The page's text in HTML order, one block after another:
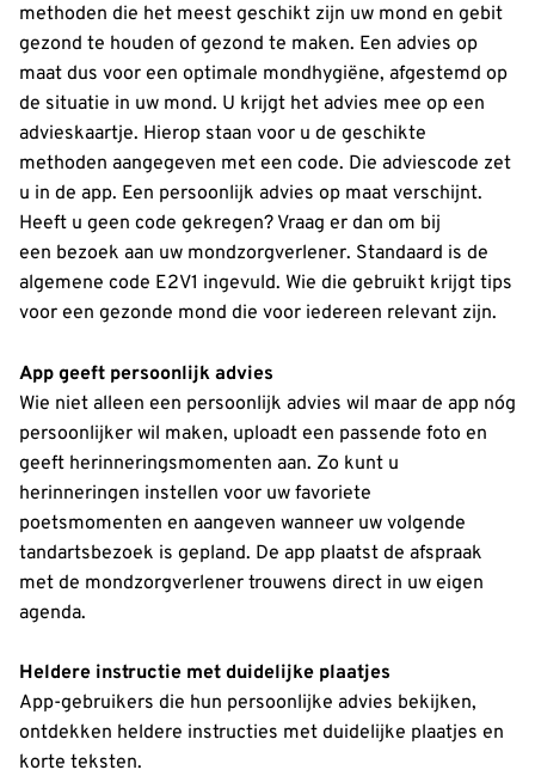
methoden die het meest geschikt zijn uw mond en gebit
gezond te houden of gezond te maken. Een advies op
maat dus voor een optimale mondhygiëne, afgestemd op
de situatie in uw mond. U krijgt het advies mee op een
advieskaartje. Hierop staan voor u de geschikte
methoden aangegeven met een code. Die adviescode zet
u in de app. Een persoonlijk advies op maat verschijnt.
Heeft u geen code gekregen? Vraag er dan om bij
een bezoek aan uw mondzorgverlener. Standaard is de
algemene code E2V1 ingevuld. Wie die gebruikt krijgt tips
voor een gezonde mond die voor iedereen relevant zijn.
App geeft persoonlijk advies
Wie niet alleen een persoonlijk advies wil maar de app nóg
persoonlijker wil maken, uploadt een passende foto en
geeft herinneringsmomenten aan. Zo kunt u
herinneringen instellen voor uw favoriete
poetsmomenten en aangeven wanneer uw volgende
tandartsbezoek is gepland. De app plaatst de afspraak
met de mondzorgverlener trouwens direct in uw eigen
agenda.
Heldere instructie met duidelijke plaatjes
App-gebruikers die hun persoonlijke advies bekijken,
ontdekken heldere instructies met duidelijke plaatjes en
korte teksten.